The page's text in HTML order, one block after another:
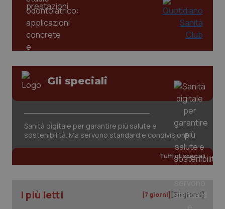
Gli speciali
Sanità digitale per garantire più salute e
sostenibilità. Ma servono standard e condivisione
Tutti gli speciali
I più letti [7 giorni] [30 giorni]
www.quotidianosanita.it